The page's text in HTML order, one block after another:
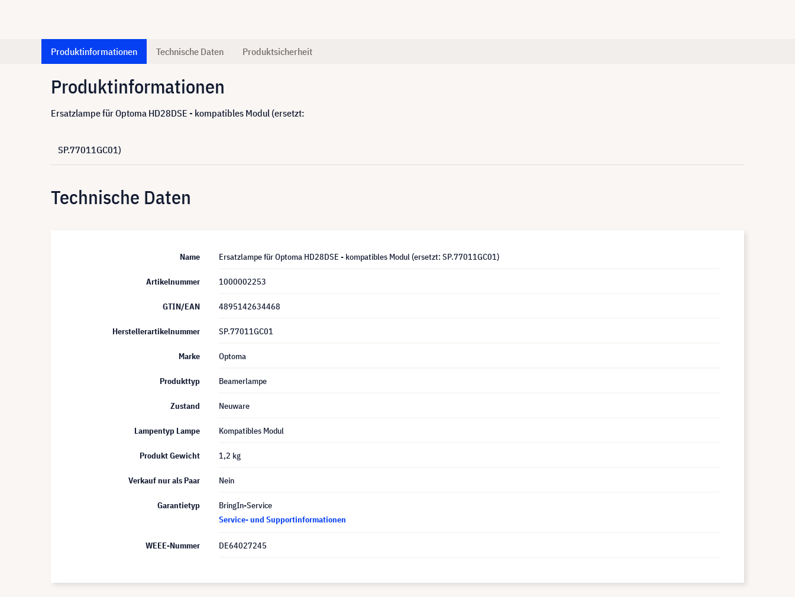
Produktinformationen Technische Daten Produktsicherheit
Produktinformationen
Ersatzlampe für Optoma HD28DSE - kompatibles Modul (ersetzt:
SP.77011GC01)
Technische Daten
Name Ersatzlampe für Optoma HD28DSE - kompatibles Modul (ersetzt: SP.77011GC01)
Artikelnummer 1000002253
GTIN/EAN 4895142634468
Herstellerartikelnummer SP.77011GC01
Marke Optoma
Produkttyp Beamerlampe
Zustand Neuware
Lampentyp Lampe Kompatibles Modul
Produkt Gewicht 1,2 kg
Verkauf nur als Paar Nein
Garantietyp
BringIn-Service
Service- und Supportinformationen
WEEE-Nummer DE64027245